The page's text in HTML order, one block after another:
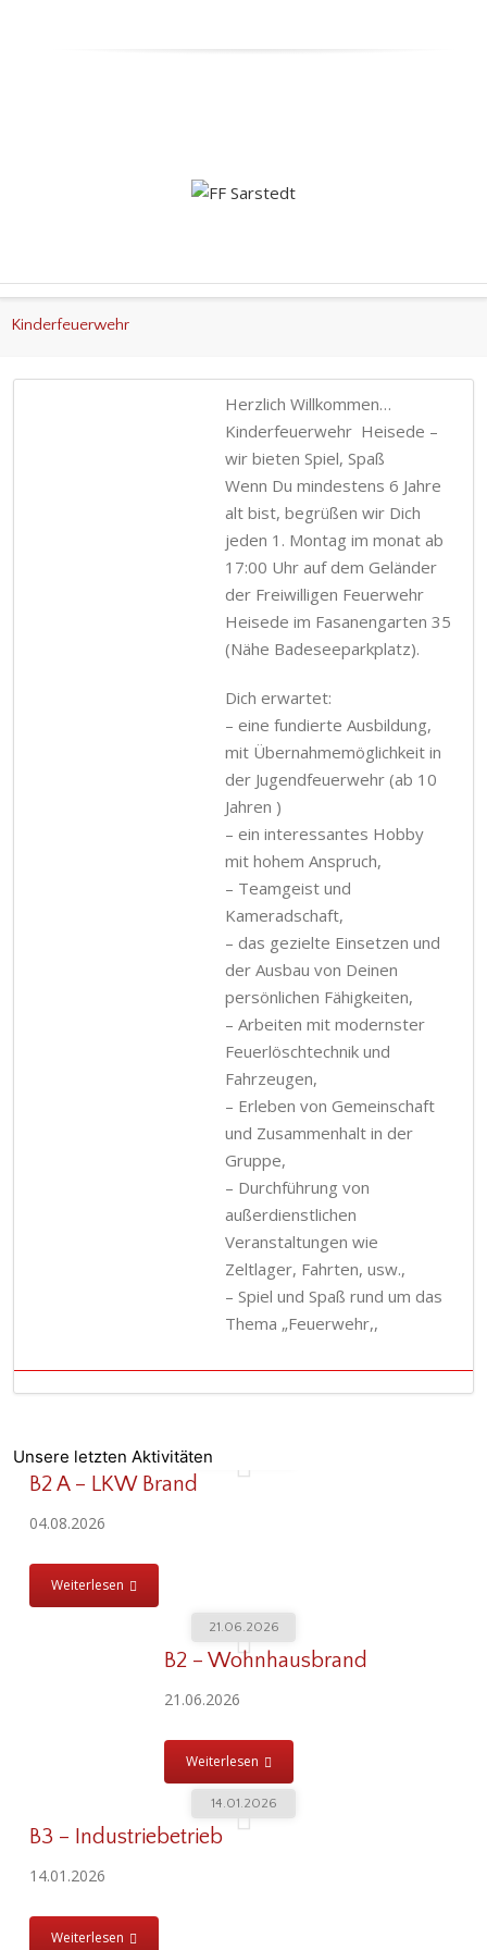
Kinderfeuerwehr
Herzlich Willkommen…
Kinderfeuerwehr Heisede –
wir bieten Spiel, Spaß
Wenn Du mindestens 6 Jahre
alt bist, begrüßen wir Dich
jeden 1. Montag im monat ab
17:00 Uhr auf dem Geländer
der Freiwilligen Feuerwehr
Heisede im Fasanengarten 35
(Nähe Badeseeparkplatz).
Dich erwartet:
– eine fundierte Ausbildung,
mit Übernahmemöglichkeit in
der Jugendfeuerwehr (ab 10
Jahren )
– ein interessantes Hobby
mit hohem Anspruch,
– Teamgeist und
Kameradschaft,
– das gezielte Einsetzen und
der Ausbau von Deinen
persönlichen Fähigkeiten,
– Arbeiten mit modernster
Feuerlöschtechnik und
Fahrzeugen,
– Erleben von Gemeinschaft
und Zusammenhalt in der
Gruppe,
– Durchführung von
außerdienstlichen
Veranstaltungen wie
Zeltlager, Fahrten, usw.,
– Spiel und Spaß rund um das
Thema „Feuerwehr,,
Unsere letzten Aktivitäten04.08.2026
B2 A – LKW Brand
04.08.2026
Weiterlesen
21.06.2026
B2 – Wohnhausbrand
21.06.2026
Weiterlesen
14.01.2026
B3 – Industriebetrieb
14.01.2026
Weiterlesen